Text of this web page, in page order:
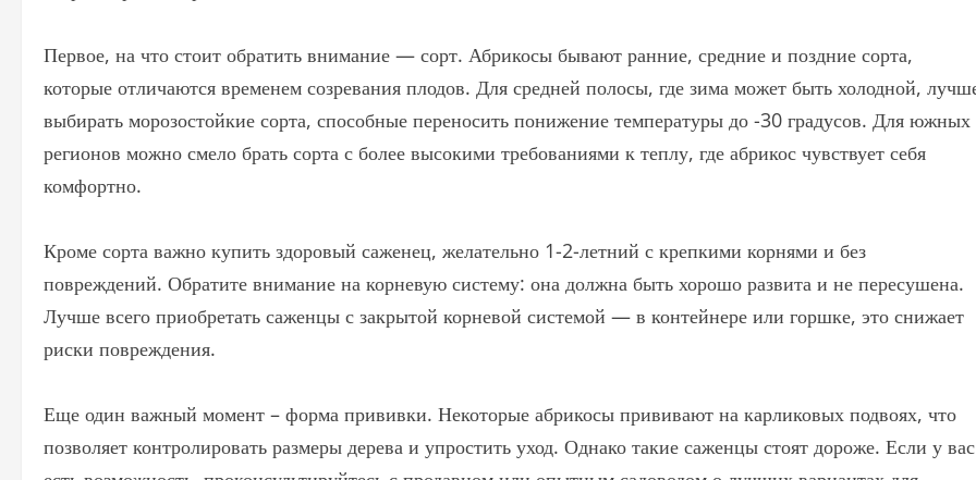
Первое, на что стоит обратить внимание — сорт. Абрикосы бывают ранние, средние и поздние сорта,
которые отличаются временем созревания плодов. Для средней полосы, где зима может быть холодной,
выбирать морозостойкие сорта, способные переносить понижение температуры до -30 градусов. Для южных
регионов можно смело брать сорта с более высокими требованиями к теплу, где абрикос чувствует себя
комфортно.
Кроме сорта важно купить здоровый саженец, желательно 1-2-летний с крепкими корнями и без
повреждений. Обратите внимание на корневую систему: она должна быть хорошо развита и не пересушена.
Лучше всего приобретать саженцы с закрытой корневой системой — в контейнере или горшке, это снижает
риски повреждения.
Еще один важный момент – форма прививки. Некоторые абрикосы прививают на карликовых подвоях, что
позволяет контролировать размеры дерева и упростить уход. Однако такие саженцы стоят дороже. Если у вас